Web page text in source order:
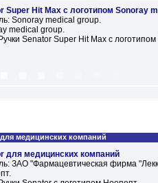
Super Hit Max с логотипом Sonoray
Sonoray medical group.
medical group.
Senator Super Hit Max с
медицинских компаний
для медицинских компаний
ЗАО "Фармацевтическая фирма